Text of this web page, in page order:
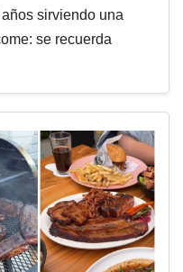
sirviendo una
se recuerda